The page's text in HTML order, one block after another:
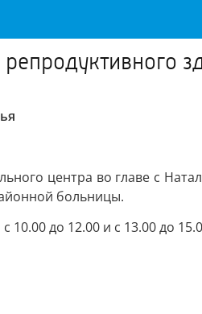
центра во главе с
больницы.
до 12.00 и с 13.00 до